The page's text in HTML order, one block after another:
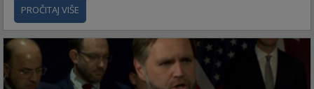
PROČITAJ VIŠE